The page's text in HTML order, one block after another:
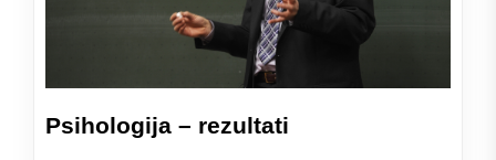
Psihologija – rezultati